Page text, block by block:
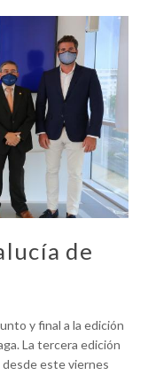
de
y final a la edición
La tercera edición
desde este viernes